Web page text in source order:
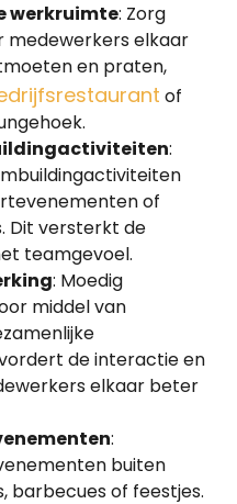
werkruimte: Zorg
medewerkers elkaar
en praten,
of
:
of
Dit versterkt de
teamgevoel.
: Moedig
middel van
de interactie en
elkaar beter
:
buiten
barbecues of feestjes.